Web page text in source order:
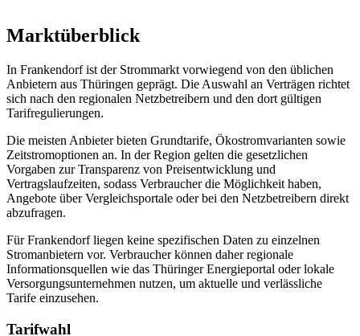
Marktüberblick
In Frankendorf ist der Strommarkt vorwiegend von den üblichen
Anbietern aus Thüringen geprägt. Die Auswahl an Verträgen richtet
sich nach den regionalen Netzbetreibern und den dort gültigen
Tarifregulierungen.
Die meisten Anbieter bieten Grundtarife, Ökostromvarianten sowie
Zeitstromoptionen an. In der Region gelten die gesetzlichen
Vorgaben zur Transparenz von Preisentwicklung und
Vertragslaufzeiten, sodass Verbraucher die Möglichkeit haben,
Angebote über Vergleichsportale oder bei den Netzbetreibern direkt
abzufragen.
Für Frankendorf liegen keine spezifischen Daten zu einzelnen
Stromanbietern vor. Verbraucher können daher regionale
Informationsquellen wie das Thüringer Energieportal oder lokale
Versorgungsunternehmen nutzen, um aktuelle und verlässliche
Tarife einzusehen.
Tarifwahl